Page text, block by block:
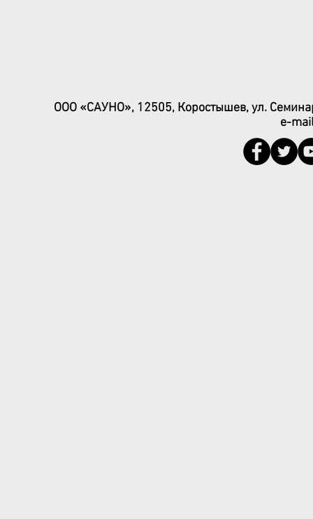
ООО «САУНО», 12505, Коростышев, ул.
e-